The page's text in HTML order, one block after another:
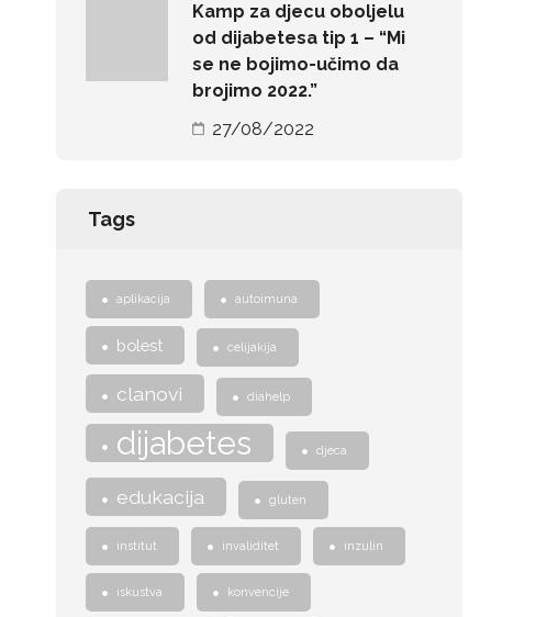
Kamp za djecu oboljelu
od dijabetesa tip 1 – “Mi
se ne bojimo-učimo da
brojimo 2022.”
27/08/2022
Tags
aplikacija autoimuna
bolest celijakija
clanovi diahelp
dijabetes djeca
edukacija gluten
institut invaliditet inzulin
iskustva konvencije